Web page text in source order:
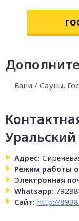
Бани / Сауны,
Адрес:
Режим работы
Электронная
Whatsapp:
Сайт: http://